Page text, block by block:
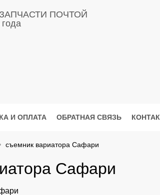
ПОЧТОЙ
И ОПЛАТА ОБРАТНАЯ СВЯЗЬ
съемник вариатора Сафари
Сафари